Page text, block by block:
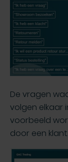
De vragen
volgen elkaar
voorbeeld
door een klant.